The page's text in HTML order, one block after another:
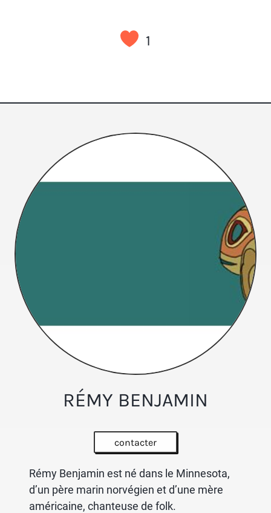
1
RÉMY BENJAMIN
contacter
Rémy Benjamin est né dans le Minnesota,
d’un père marin norvégien et d’une mère
américaine, chanteuse de folk.